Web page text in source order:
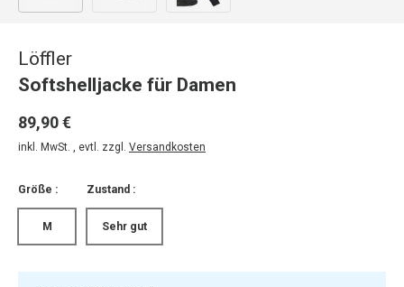
Bild 1 in Galerieansicht laden
Löffler
Softshelljacke für Damen
89,90 €
inkl. MwSt. , evtl. zzgl. Versandkosten
Größe :
M
Zustand :
Sehr gut